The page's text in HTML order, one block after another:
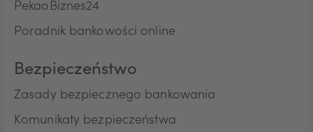
CNY
PekaoBiznes24
Poradnik bankowości online
Bezpieczeństwo
Zasady bezpiecznego bankowania
Komunikaty bezpieczeństwa